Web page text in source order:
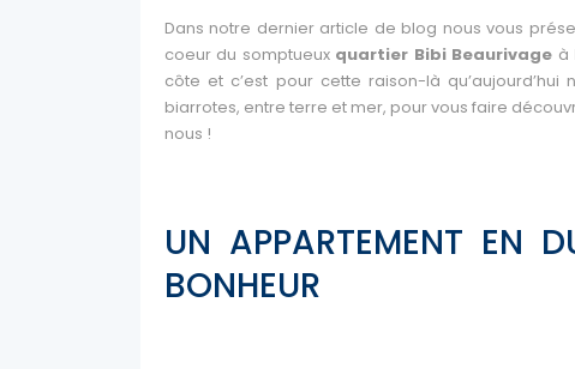
Dans notre dernier article de blog nous vous
coeur du somptueux quartier Bibi Beaurivage à
côte et c’est pour cette raison-là
biarrotes, entre terre et mer, pour vous faire
nous !
UN APPARTEMENT EN
BONHEUR